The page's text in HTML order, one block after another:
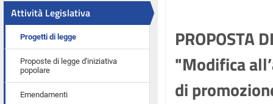
Attività Legislativa
Progetti di legge
Proposte di legge d'iniziativa
popolare
Emendamenti
PROPOSTA
"Modifica
di